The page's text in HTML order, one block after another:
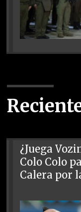
¿Juega
Colo Colo
Calera por